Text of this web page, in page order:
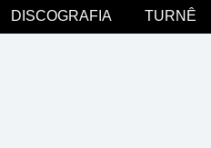
DISCOGRAFIA TURNÊ